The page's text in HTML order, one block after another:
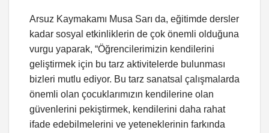
Arsuz Kaymakamı Musa Sarı da, eğitimde dersler
kadar sosyal etkinliklerin de çok önemli olduğuna
vurgu yaparak, “Öğrencilerimizin kendilerini
geliştirmek için bu tarz aktivitelerde bulunması
bizleri mutlu ediyor. Bu tarz sanatsal çalışmalarda
önemli olan çocuklarımızın kendilerine olan
güvenlerini pekiştirmek, kendilerini daha rahat
ifade edebilmelerini ve yeteneklerinin farkında